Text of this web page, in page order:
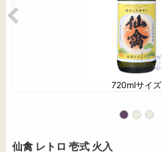
720mlサイズ
仙禽 レトロ 壱式 火入